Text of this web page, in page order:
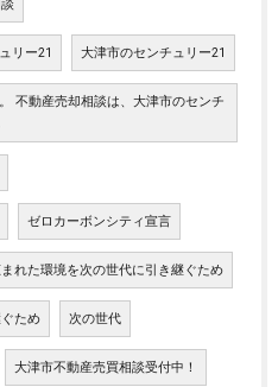
リー21 大津市のセンチュリー21
不動産売却相談は、大津市のセンチ
ゼロカーボンシティ宣言
れた環境を次の世代に引き継ぐため
ため 次の世代
大津市不動産売買相談受付中！